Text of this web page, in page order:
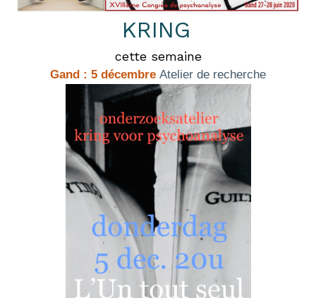
KRING
cette semaine
Gand : 5 décembre Atelier de recherche